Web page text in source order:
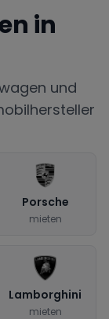
in
und
Porsche
mieten
Lamborghini
mieten